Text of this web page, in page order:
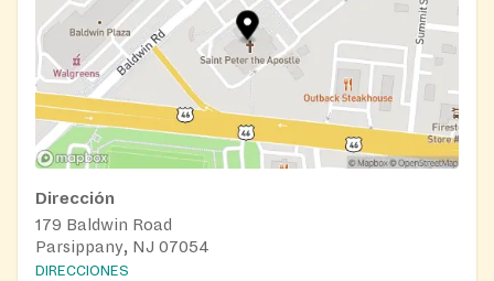
Dirección
179 Baldwin Road
Parsippany, NJ 07054
DIRECCIONES